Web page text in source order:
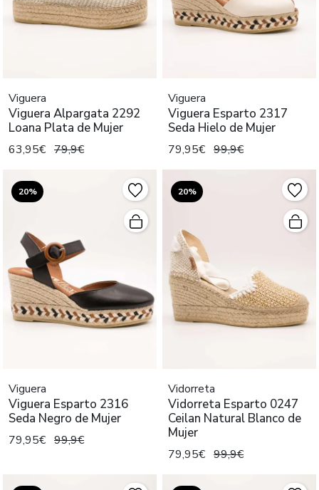
Viguera
Viguera Alpargata 2292
Loana Plata de Mujer
63,95€ 79,9€
Viguera
Viguera Esparto 2317
Seda Hielo de Mujer
79,95€ 99,9€
20%
Viguera
Viguera Esparto 2316
Seda Negro de Mujer
79,95€ 99,9€
20%
Vidorreta
Vidorreta Esparto 0247
Ceilan Natural Blanco de
Mujer
79,95€ 99,9€